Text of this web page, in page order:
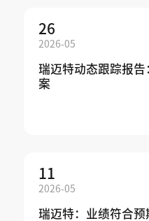
26
2026-05
瑞迈特动态跟踪报
案
11
2026-05
瑞迈特：业绩符合